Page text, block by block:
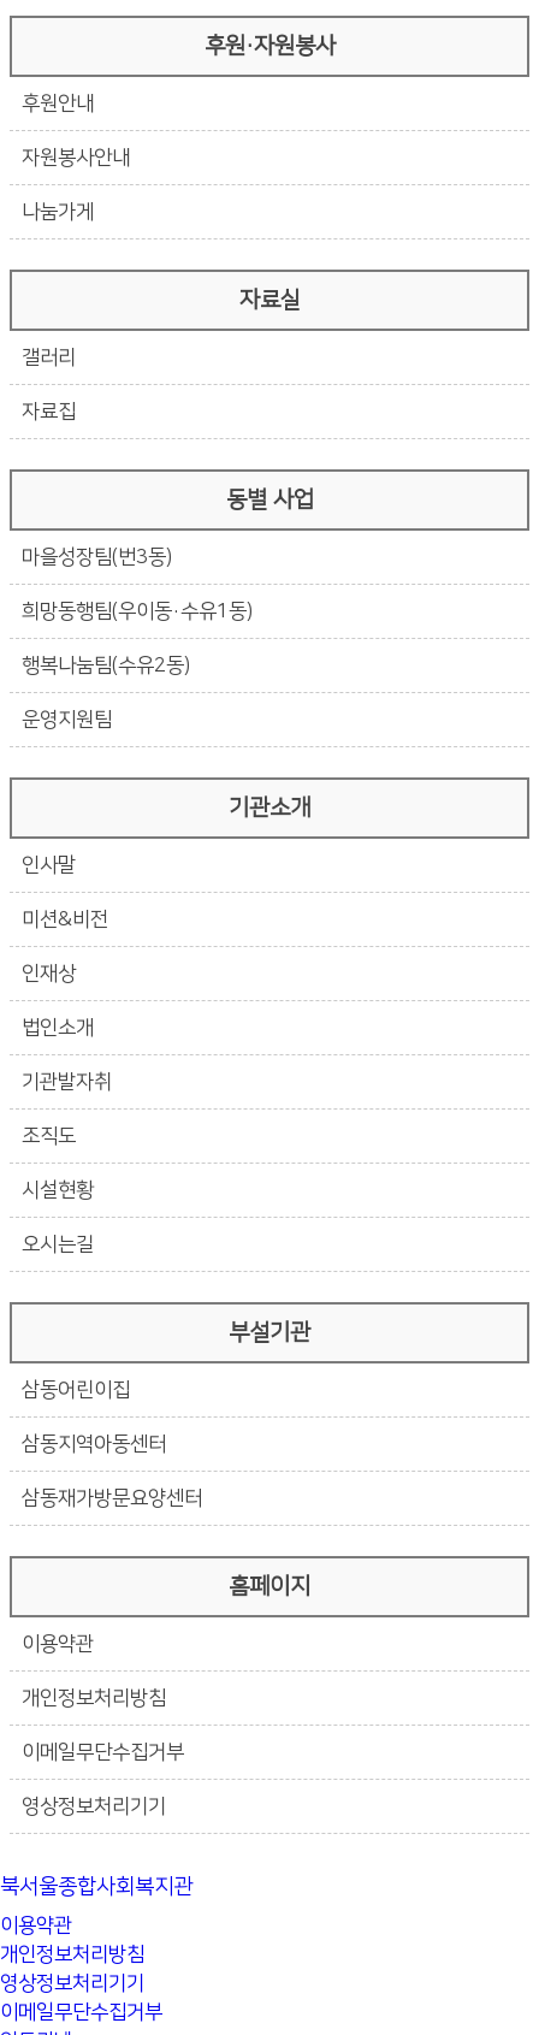
후원·자원봉사
후원안내
자원봉사안내
나눔가게
자료실
갤러리
자료집
동별 사업
마을성장팀(번3동)
희망동행팀(우이동·수유1동)
행복나눔팀(수유2동)
운영지원팀
기관소개
인사말
미션&비전
인재상
법인소개
기관발자취
조직도
시설현황
오시는길
부설기관
삼동어린이집
삼동지역아동센터
삼동재가방문요양센터
홈페이지
이용약관
개인정보처리방침
이메일무단수집거부
영상정보처리기기
북서울종합사회복지관
이용약관
개인정보처리방침
영상정보처리기기
이메일무단수집거부